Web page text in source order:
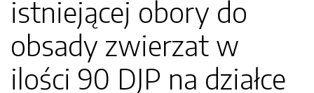
istniejącej obory do
obsady zwierzat w
ilości 90 DJP na działce